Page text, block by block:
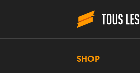
SHOP